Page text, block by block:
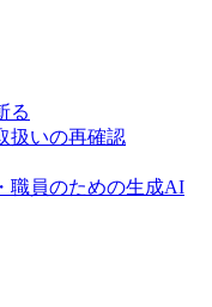
る
扱いの再確認
職員のための生成AI